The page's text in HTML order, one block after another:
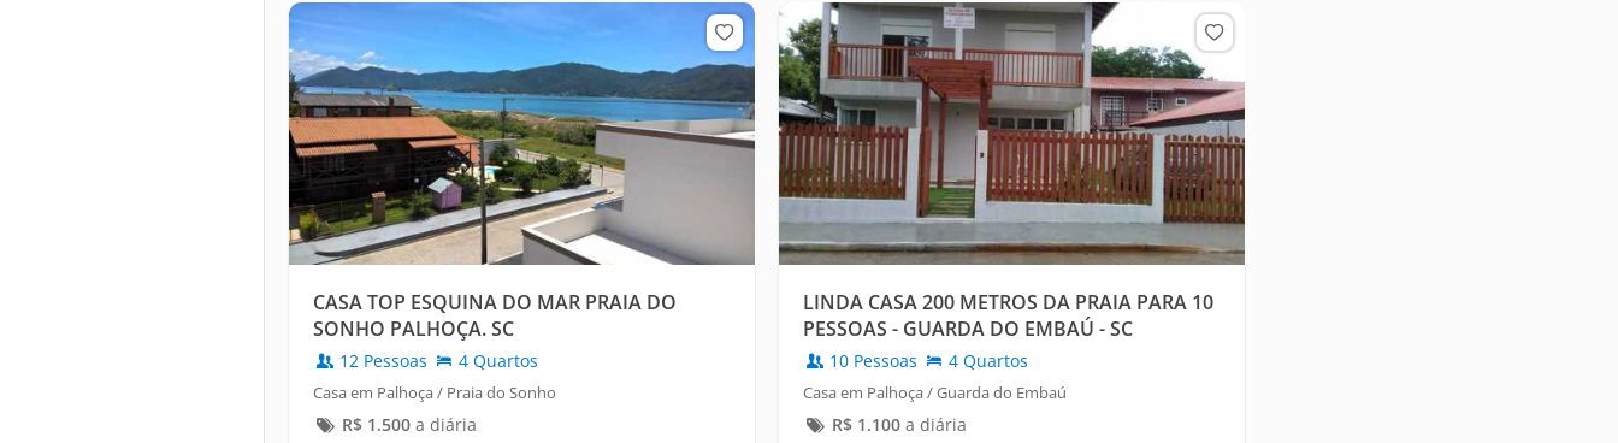
CASA TOP ESQUINA DO MAR PRAIA DO
SONHO PALHOÇA. SC
12 Pessoas 4 Quartos
Casa em Palhoça / Praia do Sonho
R$ 1.500a diária
LINDA CASA 200 METROS DA PRAIA PARA 10
PESSOAS - GUARDA DO EMBAÚ - SC
10 Pessoas 4 Quartos
Casa em Palhoça / Guarda do Embaú
R$ 1.100a diária